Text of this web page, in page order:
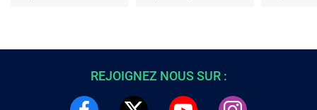
REJOIGNEZ NOUS SUR :